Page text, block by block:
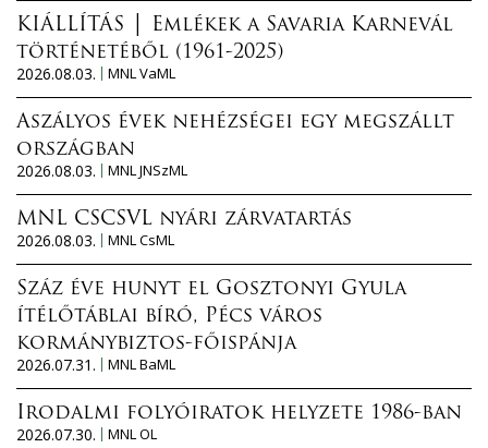
KIÁLLÍTÁS │ Emlékek a Savaria Karnevál
történetéből (1961-2025)
2026.08.03.
MNL VaML
Aszályos évek nehézségei egy megszállt
országban
2026.08.03.
MNL JNSzML
MNL CSCSVL nyári zárvatartás
2026.08.03.
MNL CsML
Száz éve hunyt el Gosztonyi Gyula
ítélőtáblai bíró, Pécs város
kormánybiztos-főispánja
2026.07.31.
MNL BaML
Irodalmi folyóiratok helyzete 1986-ban
2026.07.30.
MNL OL